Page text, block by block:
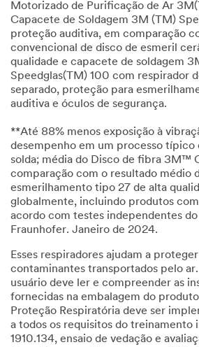
Motorizado de Purificação de Ar
Capacete de Soldagem 3M (TM)
proteção auditiva, em comparação
convencional de disco de esmeril
qualidade e capacete de soldagem
Speedglas(TM) 100 com respirador
separado, proteção para
auditiva e óculos de segurança.
**Até 88% menos exposição à
desempenho em um processo típico
solda; média do Disco de fibra 3M™
comparação com o resultado médio
esmerilhamento tipo 27 de alta
globalmente, incluindo produtos
acordo com testes independentes
Fraunhofer. Janeiro de 2024.
Esses respiradores ajudam a
contaminantes transportados pelo
usuário deve ler e compreender as
fornecidas na embalagem do
Proteção Respiratória deve ser
a todos os requisitos do treinamento
1910.134, ensaio de vedação e